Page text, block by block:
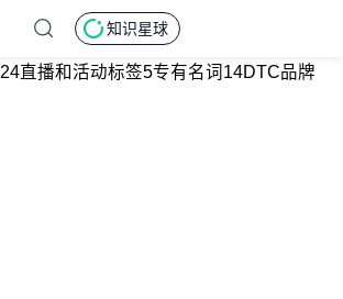
知识星球
24直播和活动标签5专有名词 14DTC品牌